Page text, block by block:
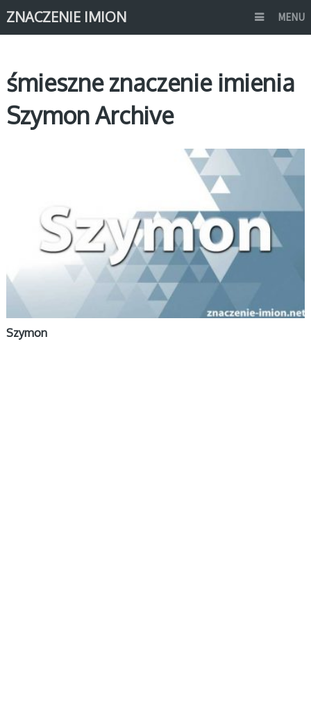
ZNACZENIE IMION MENU
śmieszne znaczenie imienia
Szymon Archive
Szymon